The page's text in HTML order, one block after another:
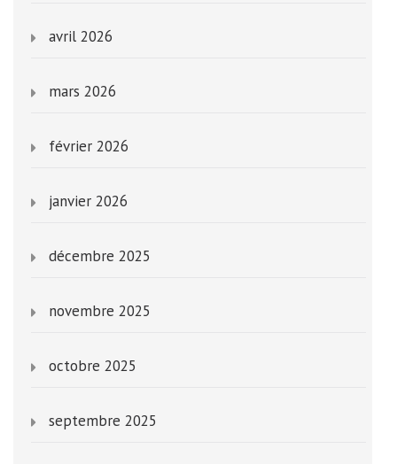
avril 2026
mars 2026
février 2026
janvier 2026
décembre 2025
novembre 2025
octobre 2025
septembre 2025